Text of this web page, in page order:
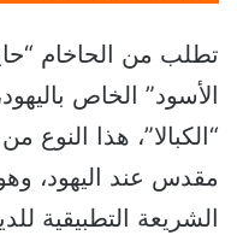
تطلب من الحاخام
الأسود” الخاص
“الكبالا”، هذا
مقدس عند اليهود، وهو
الشريعة التطبيقية